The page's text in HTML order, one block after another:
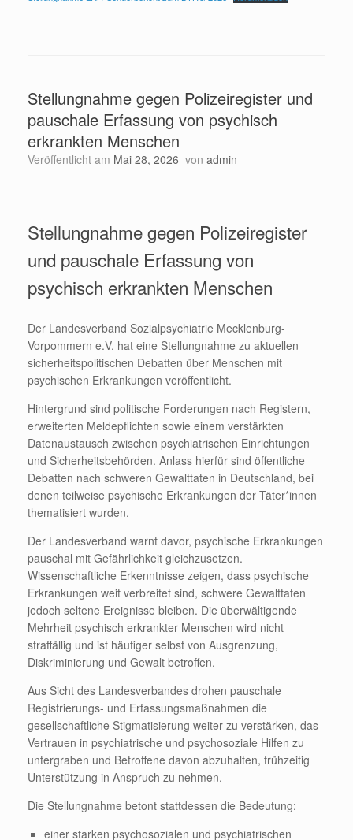
Stellungnahme gegen Polizeiregister und
pauschale Erfassung von psychisch
erkrankten Menschen
Veröffentlicht am Mai 28, 2026 von admin
Stellungnahme gegen Polizeiregister
und pauschale Erfassung von
psychisch erkrankten Menschen
Der Landesverband Sozialpsychiatrie Mecklenburg-
Vorpommern e.V. hat eine Stellungnahme zu aktuellen
sicherheitspolitischen Debatten über Menschen mit
psychischen Erkrankungen veröffentlicht.
Hintergrund sind politische Forderungen nach Registern,
erweiterten Meldepflichten sowie einem verstärkten
Datenaustausch zwischen psychiatrischen Einrichtungen
und Sicherheitsbehörden. Anlass hierfür sind öffentliche
Debatten nach schweren Gewalttaten in Deutschland, bei
denen teilweise psychische Erkrankungen der Täter*innen
thematisiert wurden.
Der Landesverband warnt davor, psychische Erkrankungen
pauschal mit Gefährlichkeit gleichzusetzen.
Wissenschaftliche Erkenntnisse zeigen, dass psychische
Erkrankungen weit verbreitet sind, schwere Gewalttaten
jedoch seltene Ereignisse bleiben. Die überwältigende
Mehrheit psychisch erkrankter Menschen wird nicht
straffällig und ist häufiger selbst von Ausgrenzung,
Diskriminierung und Gewalt betroffen.
Aus Sicht des Landesverbandes drohen pauschale
Registrierungs- und Erfassungsmaßnahmen die
gesellschaftliche Stigmatisierung weiter zu verstärken, das
Vertrauen in psychiatrische und psychosoziale Hilfen zu
untergraben und Betroffene davon abzuhalten, frühzeitig
Unterstützung in Anspruch zu nehmen.
Die Stellungnahme betont stattdessen die Bedeutung:
einer starken psychosozialen und psychiatrischen